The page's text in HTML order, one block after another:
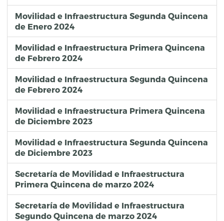
Movilidad e Infraestructura Segunda Quincena
de Enero 2024
Movilidad e Infraestructura Primera Quincena
de Febrero 2024
Movilidad e Infraestructura Segunda Quincena
de Febrero 2024
Movilidad e Infraestructura Primera Quincena
de Diciembre 2023
Movilidad e Infraestructura Segunda Quincena
de Diciembre 2023
Secretaría de Movilidad e Infraestructura
Primera Quincena de marzo 2024
Secretaría de Movilidad e Infraestructura
Segundo Quincena de marzo 2024